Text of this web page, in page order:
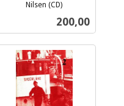
Nilsen (CD)
Pris
200,00